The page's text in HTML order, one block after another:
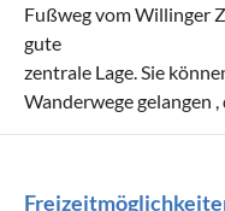
Fußweg vom Willinger
gute
zentrale Lage. Sie
Wanderwege gelangen